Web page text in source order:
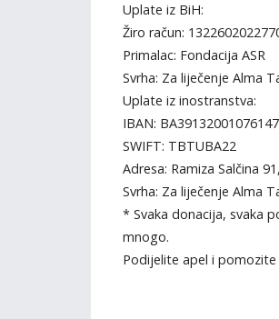
Uplate iz BiH:
Žiro račun:
Primalac: Fondacija ASR
Svrha: Za liječenje Alma
Uplate iz inostranstva:
IBAN:
SWIFT: TBTUBA22
Adresa: Ramiza Salčina
Svrha: Za liječenje Alma
* Svaka donacija, svaka
mnogo.
Podijelite apel i